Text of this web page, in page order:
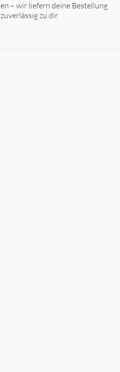
– wir liefern deine Bestellung
zu dir.